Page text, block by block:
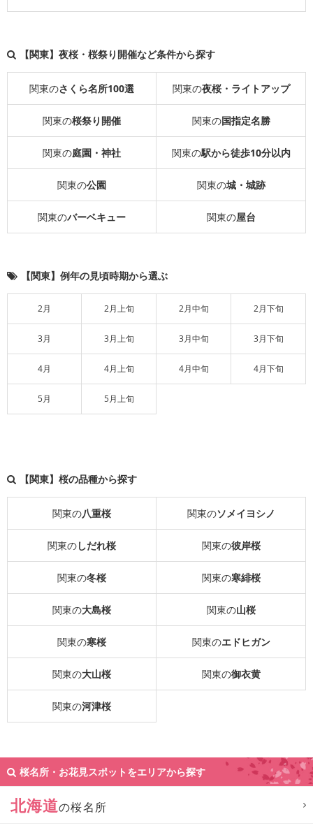
【関東】夜桜・桜祭り開催など条件から探す
関東のさくら名所100選 関東の夜桜・ライトアップ
関東の桜祭り開催 関東の国指定名勝
関東の庭園・神社 関東の駅から徒歩10分以内
関東の公園 関東の城・城跡
関東のバーベキュー 関東の屋台
【関東】例年の見頃時期から選ぶ
2月 2月上旬 2月中旬 2月下旬
3月 3月上旬 3月中旬 3月下旬
4月 4月上旬 4月中旬 4月下旬
5月 5月上旬
【関東】桜の品種から探す
関東の八重桜 関東のソメイヨシノ
関東のしだれ桜 関東の彼岸桜
関東の冬桜 関東の寒緋桜
関東の大島桜 関東の山桜
関東の寒桜 関東のエドヒガン
関東の大山桜 関東の御衣黄
関東の河津桜
桜名所・お花見スポットをエリアから探す
北海道の桜名所